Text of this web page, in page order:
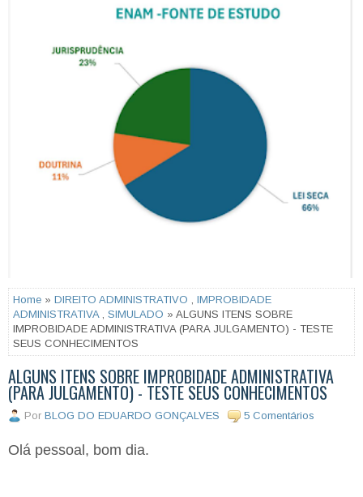
Home » DIREITO ADMINISTRATIVO
IMPROBIDADE
ADMINISTRATIVA
SIMULADO » ALGUNS ITENS SOBRE
IMPROBIDADE ADMINISTRATIVA (PARA JULGAMENTO) - TESTE
SEUS CONHECIMENTOS
ALGUNS ITENS SOBRE IMPROBIDADE ADMINISTRATIVA
(PARA JULGAMENTO) - TESTE SEUS CONHECIMENTOS
Por BLOG DO EDUARDO GONÇALVES 5 Comentários
Olá pessoal, bom dia.